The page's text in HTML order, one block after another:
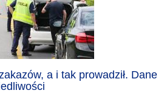
a i tak prowadził. Dane